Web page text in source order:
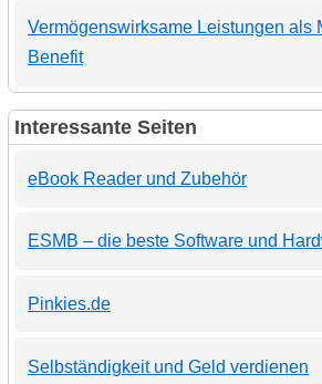
Vermögenswirksame Leistungen als
Benefit
Interessante Seiten
eBook Reader und Zubehör
ESMB – die beste Software und
Pinkies.de
Selbständigkeit und Geld verdienen